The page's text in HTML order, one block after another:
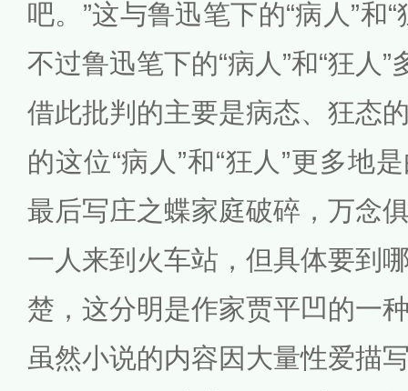
吧。”这与鲁迅笔下的“病人”和
不过鲁迅笔下的“病人”和“狂人”
借此批判的主要是病态、狂态
的这位“病人”和“狂人”更多地
最后写庄之蝶家庭破碎，万念
一人来到火车站，但具体要到
楚，这分明是作家贾平凹的一
虽然小说的内容因大量性爱描